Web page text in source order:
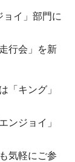
イ」部門に
行会」を新
「キング」
ンジョイ」
気軽にご参